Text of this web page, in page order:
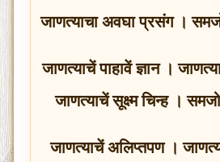
जाणत्याचा अवघा प्रसंग ।
जाणत्याचें पाहावें ज्ञान ।
जाणत्याचें सूक्ष्म चिन्ह ।
जाणत्याचें अलिप्तपण ।